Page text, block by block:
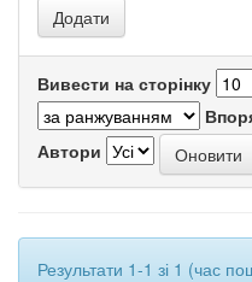
Вивести на сторінку
Автори
Результати 1-1 зі 1 (час